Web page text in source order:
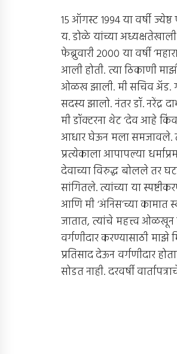
15 ऑगस्ट 1994 या वर्षी
य. डोळे यांच्या अध्यक्षतेखाली
फेब्रुवारी 2000 या वर्षी
आली होती. त्या ठिकाणी
ओळख झाली. मी सचिव अ‍ॅड.
सदस्य झालो. नंतर डॉ. नरेंद्र
मी डॉक्टरना थेट ‘देव आहे
आधार घेऊन मला समजावले.
प्रत्येकाला आपापल्या
देवाच्या विरुद्ध बोलले तर
सांगितले. त्यांच्या या
आणि मी ‘अंनिस’च्या कामात
जातात, त्यांचे महत्त्व ओळखून
वर्गणीदार करण्यासाठी
प्रतिसाद देऊन वर्गणीदार
सोडत नाही. दरवर्षी